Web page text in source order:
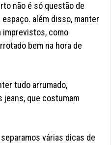
não é só questão de
além disso, manter
imprevistos, como
bem na hora de
tudo arrumado,
jeans, que costumam
várias dicas de